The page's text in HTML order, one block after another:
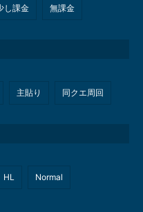
し課金 無課金
主貼り 同クエ周回
HL Normal